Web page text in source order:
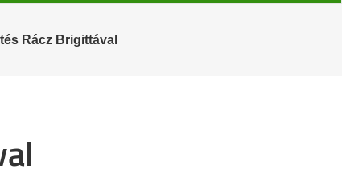
Rácz Brigittával